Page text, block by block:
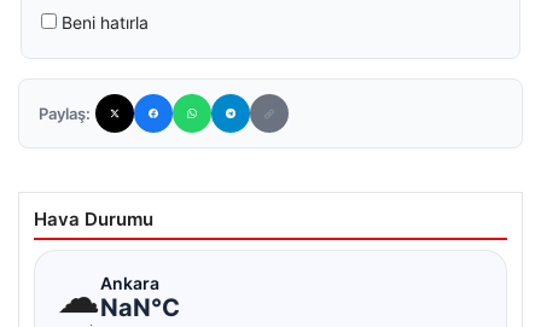
Beni hatırla
Paylaş:
Hava Durumu
☁Ankara
NaN°C